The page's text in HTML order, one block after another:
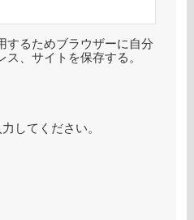
するためブラウザーに自分
、サイトを保存する。
してください。